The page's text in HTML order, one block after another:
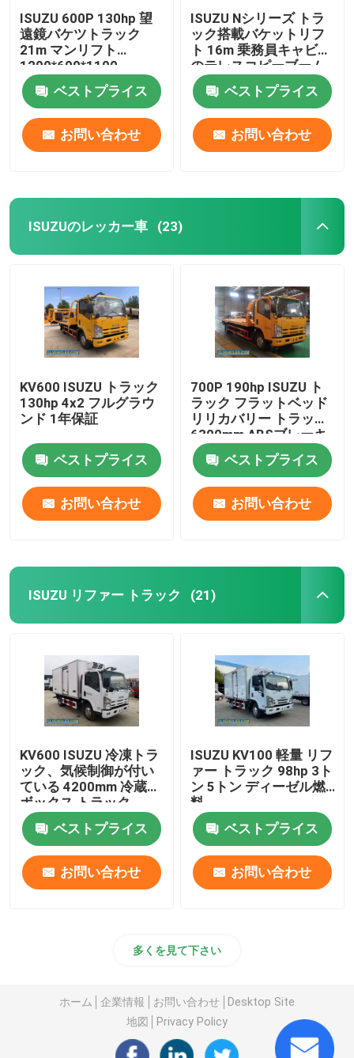
ISUZU 600P 130hp 望
遠鏡バケツトラック
21m マンリフト
1200*600*1100
ベストプライス
お問い合わせ
ISUZU Nシリーズ トラ
ック搭載バケットリフ
ト 16m 乗務員キャビン
のテレスコピーブーム
ベストプライス
お問い合わせ
ISUZUのレッカー車 (23)
KV600 ISUZU トラック
130hp 4x2 フルグラウ
ンド 1年保証
ベストプライス
お問い合わせ
700P 190hp ISUZU ト
ラック フラットベッド
リリカバリー トラック
6300mm ABSブレーキ
ベストプライス
お問い合わせ
ISUZU リファー トラック (21)
KV600 ISUZU 冷凍トラ
ック、気候制御が付い
ている 4200mm 冷蔵庫
ボックス トラック
ベストプライス
お問い合わせ
ISUZU KV100 軽量 リフ
ァー トラック 98hp 3ト
ン 5トン ディーゼル燃
料
ベストプライス
お問い合わせ
多くを見て下さい
ホーム 企業情報 お問い合わせ
Desktop Site
地図
Privacy Policy